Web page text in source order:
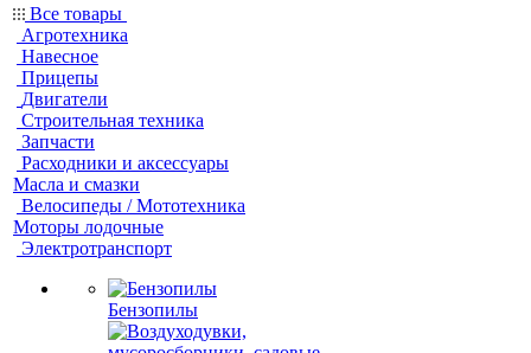
Все товары
Агротехника
Навесное
Прицепы
Двигатели
Строительная техника
Запчасти
Расходники и аксессуары
Масла и смазки
Велосипеды / Мототехника
Моторы лодочные
Электротранспорт
Бензопилы